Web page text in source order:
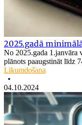
2025.gadā
No 2025.gada 1.janvāra
plānots paaugstināt līdz
Likumdošana
•
04.10.2024